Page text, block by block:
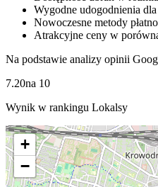
Wygodne udogodnienia
Nowoczesne metody
Atrakcyjne ceny w
Na podstawie analizy opinii
7.20na 10
Wynik w rankingu Lokalsy
+
−